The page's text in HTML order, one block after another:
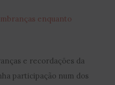
enquanto
e recordações da
participação num dos